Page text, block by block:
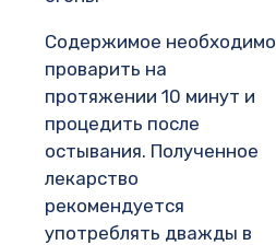
Содержимое необходимо
проварить на
протяжении 10 минут и
процедить после
остывания. Полученное
лекарство
рекомендуется
употреблять дважды в